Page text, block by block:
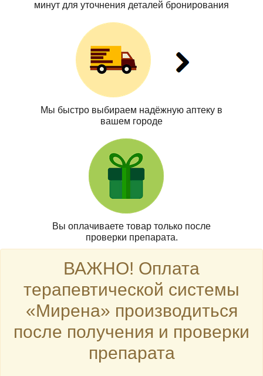
минут для уточнения деталей бронирования
Мы быстро выбираем надёжную аптеку в
вашем городе
Вы оплачиваете товар только после
проверки препарата.
ВАЖНО! Оплата
терапевтической системы
«Мирена» производиться
после получения и проверки
препарата